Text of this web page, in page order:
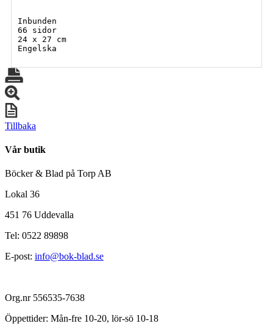
Inbunden
66 sidor
24 x 27 cm
Engelska
Tillbaka
Vår butik
Böcker & Blad på Torp AB
Lokal 36
451 76 Uddevalla
Tel: 0522 89898
E-post: info@bok-blad.se
Org.nr 556535-7638
Öppettider: Mån-fre 10-20, lör-sö 10-18